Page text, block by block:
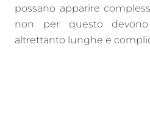
possano apparire
non per questo devono
altrettanto lunghe e